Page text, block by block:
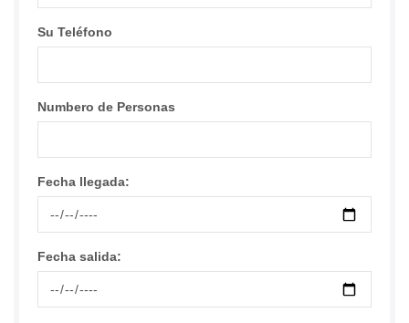
Su Teléfono
Numbero de Personas
Fecha llegada:
Fecha salida: